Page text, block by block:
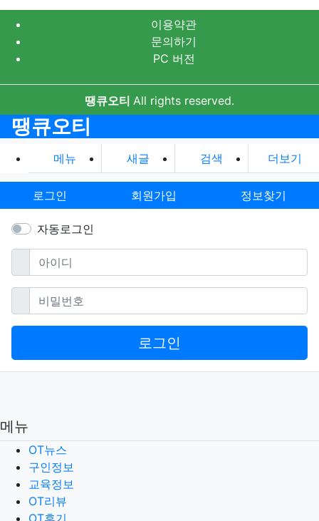
이용약관
문의하기
PC 버전
땡큐오티 All rights reserved.
땡큐오티
메뉴 새글 검색 더보기
로그인 회원가입 정보찾기
자동로그인
아이디필수
비밀번호필수
로그인
메뉴
OT뉴스
구인정보
교육정보
OT리뷰